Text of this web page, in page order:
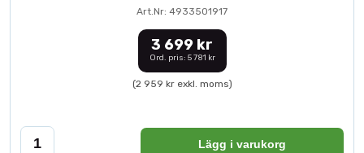
Art.Nr: 4933501917
3 699 kr
Ord. pris: 5 781 kr
(2 959 kr exkl. moms)
Lägg i varukorg